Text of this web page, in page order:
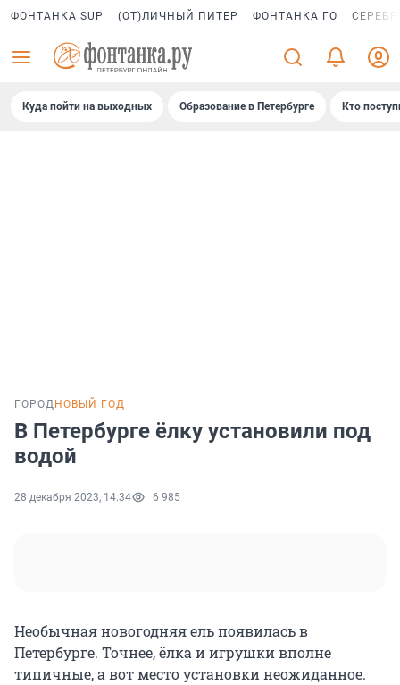
ФОНТАНКА SUP (ОТ)ЛИЧНЫЙ ПИТЕР ФОНТАНКА ГО
Куда пойти на выходных Образование в Петербурге Кто
ГОРОД НОВЫЙ ГОД
В Петербурге ёлку установили под
водой
28 декабря 2023, 14:34 6 985
Необычная новогодняя ель появилась в
Петербурге. Точнее, ёлка и игрушки вполне
типичные, а вот место установки неожиданное.